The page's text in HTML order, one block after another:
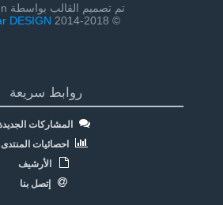
تم تصميم القالب بواسطة NetPen:
© 2014-2018
Mishar DESIGN
روابط سريعة
المشاركات الجديدة
احصائيات المنتدى
الأرشيف
إتصل بنا